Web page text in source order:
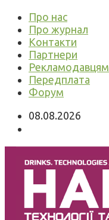
Про нас
Про журнал
Контакти
Партнери
Рекламодавцям
Передплата
Форум
08.08.2026